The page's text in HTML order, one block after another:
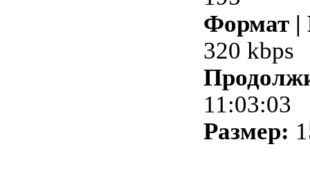
Формат |
320 kbps
11:03:03
Размер: